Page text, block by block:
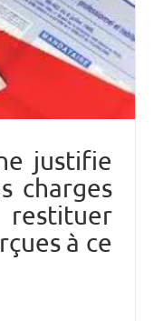
justifie
charges
restituer
à ce